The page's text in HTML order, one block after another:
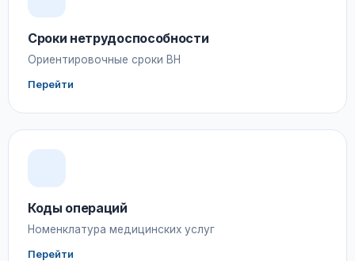
Сроки нетрудоспособности
Ориентировочные сроки ВН
Перейти
Коды операций
Номенклатура медицинских услуг
Перейти